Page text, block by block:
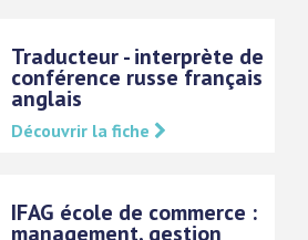
Traducteur - interprète de
conférence russe français
anglais
Découvrir la fiche
IFAG école de commerce :
management, gestion